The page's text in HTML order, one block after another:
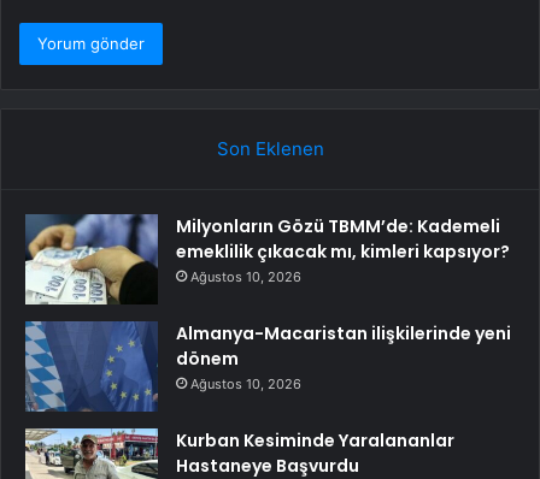
Son Eklenen
Milyonların Gözü TBMM’de: Kademeli
emeklilik çıkacak mı, kimleri kapsıyor?
Ağustos 10, 2026
Almanya-Macaristan ilişkilerinde yeni
dönem
Ağustos 10, 2026
Kurban Kesiminde Yaralananlar
Hastaneye Başvurdu